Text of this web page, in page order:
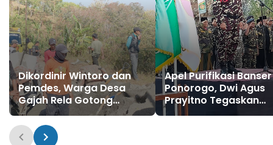
Dikordinir Wintoro dan
Pemdes, Warga Desa
Gajah Rela Gotong
Royong Perbaiki
"Nambal" Jalan Rusak
Sepanjang 4 Kilometer
Apel Purifikasi Banser
Ponorogo, Dwi Agus
Prayitno Tegaskan
Komitmen Kawal